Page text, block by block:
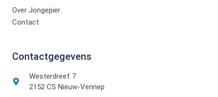
Over Jongepier
Contact
Contactgegevens
Westerdreef 7
2152 CS Nieuw-Vennep